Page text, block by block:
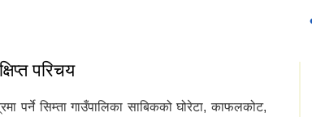
परिचय
पर्ने सिम्ता गाउँपालिका साबिकको घोरेटा, काफलकोट,